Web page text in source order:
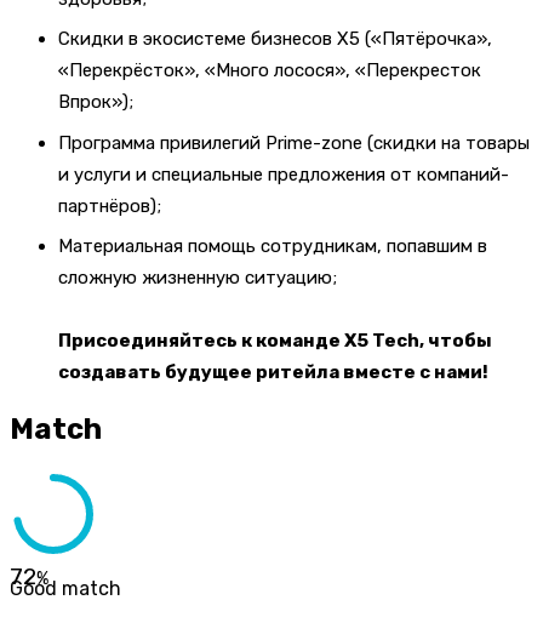
Скидки в экосистеме бизнесов Х5 («Пятёрочка»,
«Перекрёсток», «Много лосося», «Перекресток
Впрок»);
Программа привилегий Prime-zone (скидки на товары
и услуги и специальные предложения от компаний-
партнёров);
Материальная помощь сотрудникам, попавшим в
сложную жизненную ситуацию;
Присоединяйтесь к команде X5 Tech, чтобы
создавать будущее ритейла вместе с нами!
Match
72%
Good match